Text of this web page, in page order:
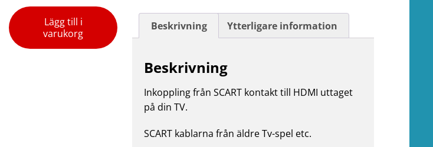
Lägg till i
varukorg
Beskrivning Ytterligare information
Beskrivning
Inkoppling från SCART kontakt till HDMI uttaget
på din TV.
SCART kablarna från äldre Tv-spel etc.